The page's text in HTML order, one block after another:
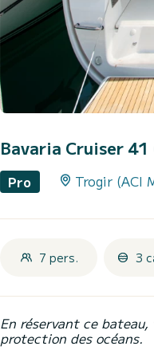
Bavaria Cruiser
Pro Trogir (ACI
7 pers. 3
En réservant ce
protection des océans.